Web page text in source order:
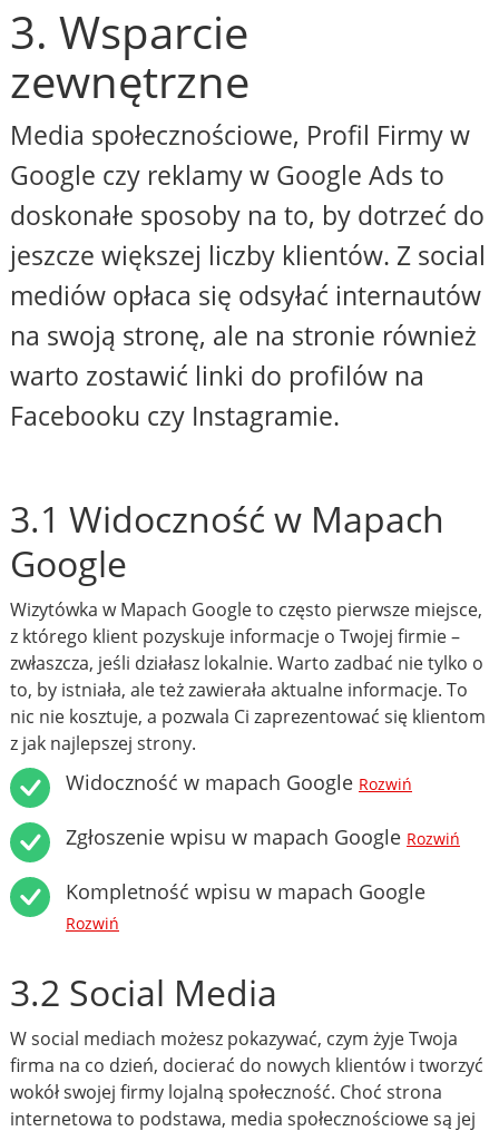
3. Wsparcie
zewnętrzne
Media społecznościowe, Profil Firmy w
Google czy reklamy w Google Ads to
doskonałe sposoby na to, by dotrzeć do
jeszcze większej liczby klientów. Z social
mediów opłaca się odsyłać internautów
na swoją stronę, ale na stronie również
warto zostawić linki do profilów na
Facebooku czy Instagramie.
3.1 Widoczność w Mapach
Google
Wizytówka w Mapach Google to często pierwsze miejsce,
z którego klient pozyskuje informacje o Twojej firmie –
zwłaszcza, jeśli działasz lokalnie. Warto zadbać nie tylko o
to, by istniała, ale też zawierała aktualne informacje. To
nic nie kosztuje, a pozwala Ci zaprezentować się klientom
z jak najlepszej strony.
Widoczność w mapach Google Rozwiń
Zgłoszenie wpisu w mapach Google Rozwiń
Kompletność wpisu w mapach Google
Rozwiń
3.2 Social Media
W social mediach możesz pokazywać, czym żyje Twoja
firma na co dzień, docierać do nowych klientów i tworzyć
wokół swojej firmy lojalną społeczność. Choć strona
internetowa to podstawa, media społecznościowe są jej